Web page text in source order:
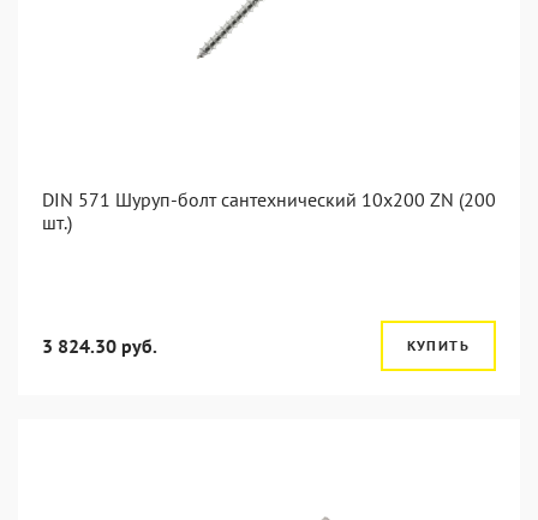
DIN 571 Шуруп-болт сантехнический 10x200 ZN (200
шт.)
3 824.30 руб. КУПИТЬ